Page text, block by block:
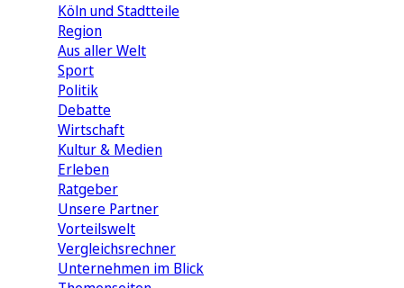
Köln und Stadtteile
Region
Aus aller Welt
Sport
Politik
Debatte
Wirtschaft
Kultur & Medien
Erleben
Ratgeber
Unsere Partner
Vorteilswelt
Vergleichsrechner
Unternehmen im Blick